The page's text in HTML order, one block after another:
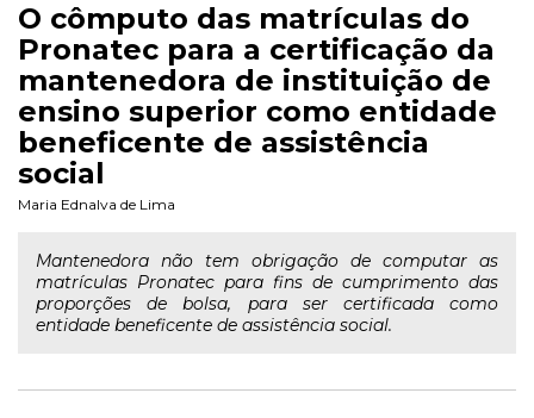
O cômputo das matrículas do
Pronatec para a certificação da
mantenedora de instituição de
ensino superior como entidade
beneficente de assistência
social
Maria Ednalva de Lima
Mantenedora não tem obrigação de computar as
matrículas Pronatec para fins de cumprimento das
proporções de bolsa, para ser certificada como
entidade beneficente de assistência social.